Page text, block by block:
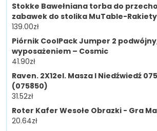
Stokke Bawełniana torba do
zabawek do stolika MuTable-Rakiety
139.00zł
Piórnik CoolPack Jumper 2
wyposażeniem – Cosmic
41.90zł
Raven. 2X12el. Masza I Niedźwiedź
(075850)
31.52zł
Roter Kafer Wesołe Obrazki - Gra
20.64zł